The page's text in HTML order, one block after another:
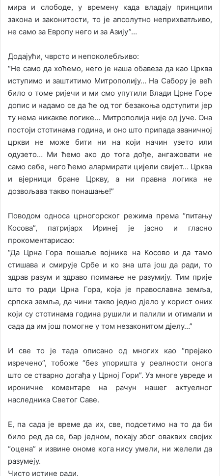
мира и слободе, у времену када владају принципи
закона и законитости, то је апсолутно неприхватљиво,
не само за Европу него и за Азију”…
Додајући, чврсто и непоколебљиво:
“Не само да хоћемо, него је наша обавеза да као Црква
иступимо и заштитимо Митрополију… На Сабору је већ
било о томе ријечи и ми смо упутили Влади Црне Горе
допис и надамо се да ће од тог безакоња одступити јер
ту нема никакве логике… Митрополија није од јуче. Она
постоји стотинама година, и оно што припада званичној
цркви не може бити ни на који начин узето или
одузето… Ми ћемо ако до тога дође, ангажовати не
само себе, него ћемо алармирати цијели свијет… Црква
и вјерници бране Цркву, а ни правна логика не
дозвољава такво понашање!”
Поводом односа црногорског режима према “питању
Косова”, патријарх Иринеј је јасно и гласно
прокоментарисао:
“Да Црна Гора пошаље војнике на Косово и да тамо
стишава и смирује Србе и ко зна шта још да ради, то
здрав разум и здраво поимање не разумију. Тим прије
што то ради Црна Гора, која је православна земља,
српска земља, да чини такво једно дјело у корист оних
који су стотинама година рушили и палили и отимали и
сада да им још помогне у том незаконитом дјелу…”
И све то је тада описано од многих као “прејако
изречено”, тобоже “без упоришта у реалности онога
што се стварно догађа у Црној Гори”. Уз многе увреде и
ироничне коментаре на рачун нашег актуелног
наследника Светог Саве.
Е, па сада је време да их, све, подсетимо на то да би
било ред да се, бар једном, покају због оваквих својих
“оцена” и извине ономе кога нису умели, ни желели да
разумеју.
Чисто истине ради.